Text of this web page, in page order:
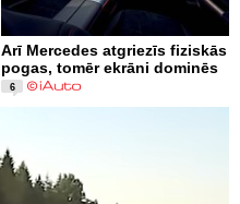
Arī Mercedes atgriezīs fiziskās
pogas, tomēr ekrāni dominēs
6